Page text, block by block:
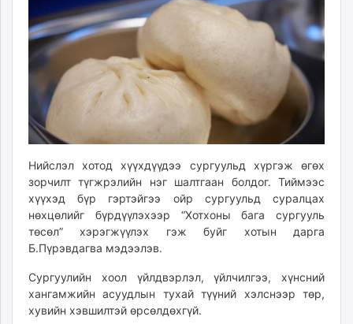
Livetv.mn
Eguur.mn
24tsag.mn
shuud.mn
eagle.mn
ergelt.mn
zarig.mn
today.mn
zuv.mn
mminfo.mn
ugluu.mn
urlag.mn
unen.mn
shudarga.mn
shuurhai.mn
Нийслэл хотод хүүхдүүдээ сургуульд хүргэж өгөх
зорчилт түгжрэлийн нэг шалтгаан болдог. Тиймээс
хүүхэд бүр гэртэйгээ ойр сургуульд суралцах
нөхцөлийг бүрдүүлэхээр “Хотхоны бага сургууль
төсөл” хэрэгжүүлэх гэж буйг хотын дарга
Б.Пүрэвдагва мэдээлэв.
Сургуулийн хоол үйлдвэрлэл, үйлчилгээ, хүнсний
хангамжийн асуудлын тухай түүний хэлснээр төр,
хувийн хэвшилтэй өрсөлдөхгүй.